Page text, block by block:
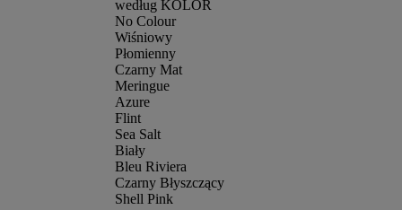
według KOLOR
No Colour
Wiśniowy
Płomienny
Czarny Mat
Meringue
Azure
Flint
Sea Salt
Biały
Bleu Riviera
Czarny Błyszczący
Shell Pink